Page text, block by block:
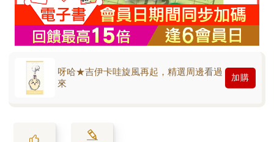
呀哈★吉伊卡哇旋風再起，精選周邊看過
來
加購